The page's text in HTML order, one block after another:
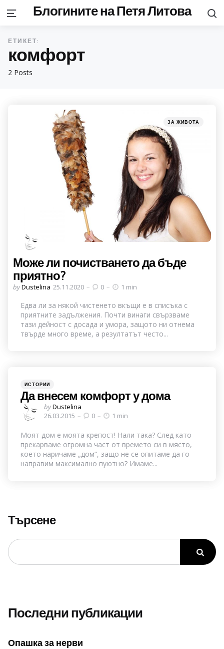
MenuБлогините на Петя Литова
2 Posts
ЕТИКЕТ:
комфорт
Categories
Posted
in
ЗА ЖИВОТА
Може ли почистването да бъде
приятно?
Posted
byDustelina 25.11.2020 0 1 min
Едва ли за някой чистенето вкъщи е в списъка с
приятните задължения. Почти винаги свързваме
тази дейност с досада и умора, защото ни отнема
твърде много време, а резултатът често...
Categories
Posted
ИСТОРИИ
Да внесем комфорт у дома
Posted
by
byDustelina
26.03.2015
0 1 min
Моят дом е моята крепост! Нали така? След като
прекарваме огромна част от времето си в място,
което наричаме „дом“, защо не се опитаме да го
направим максимално пуютно? Имаме...
Търсене
Последни публикации
Опашка за нерви